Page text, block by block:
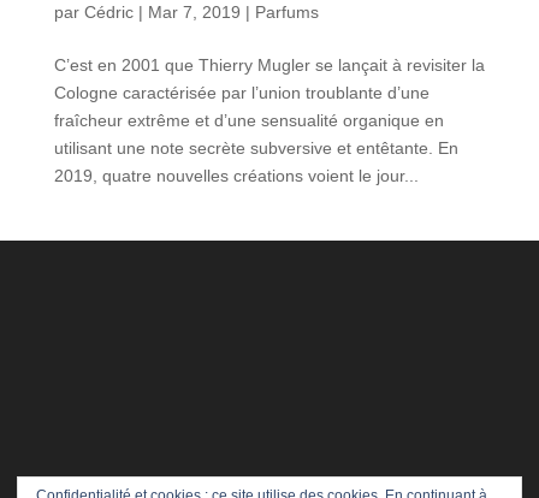
par Cédric| Mar 7, 2019 | Parfums
C’est en 2001 que Thierry Mugler se lançait à revisiter la
Cologne caractérisée par l’union troublante d’une
fraîcheur extrême et d’une sensualité organique en
utilisant une note secrète subversive et entêtante. En
2019, quatre nouvelles créations voient le jour...